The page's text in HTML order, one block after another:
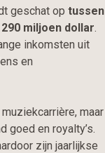
geschat op tussen
290 miljoen dollar.
inkomsten uit
en
maar
goed en royalty’s.
zijn jaarlijkse